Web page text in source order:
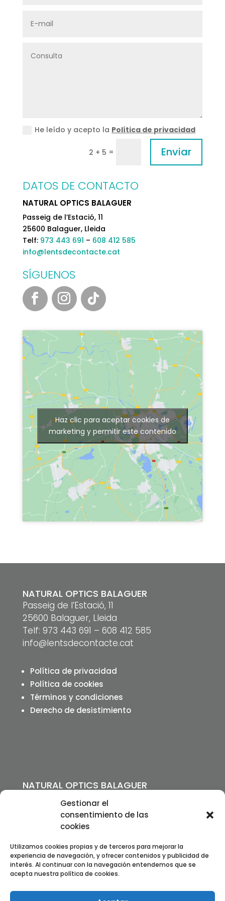
Gestionar el
consentimiento de las
cookies
Utilizamos cookies propias y de terceros para mejorar la
experiencia de navegación, y ofrecer contenidos y publicidad de
interés. Al continuar con la navegación entendemos que se
acepta nuestra política de cookies.
He leído y acepto la Política de privacidad
2 + 5 = Enviar
DATOS DE CONTACTO
NATURAL OPTICS BALAGUER
Passeig de l’Estació, 11
25600 Balaguer, Lleida
Telf: 973 443 691 – 608 412 585
info@lentsdecontacte.cat
SÍGUENOS
Haz clic para aceptar cookies de
marketing y permitir este contenido
NATURAL OPTICS BALAGUER
Passeig de l’Estació, 11
25600 Balaguer, Lleida
Telf: 973 443 691 – 608 412 585
info@lentsdecontacte.cat
Política de privacidad
Política de cookies
Términos y condiciones
Derecho de desistimiento
NATURAL OPTICS BALAGUER
Passeig de l’Estació, 11
25600 Balaguer, Lleida
973 443 691
Política de privacitat
Política de cookies
Termes i condicions